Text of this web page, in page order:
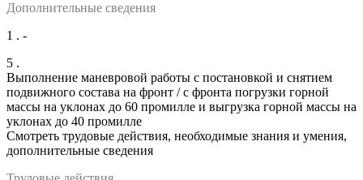
Дополнительные сведения
1 . -
5 .
Выполнение маневровой работы с постановкой и снятием
подвижного состава на фронт / с фронта погрузки горной
массы на уклонах до 60 промилле и выгрузка горной массы на
уклонах до 40 промилле
Смотреть трудовые действия, необходимые знания и умения,
дополнительные сведения